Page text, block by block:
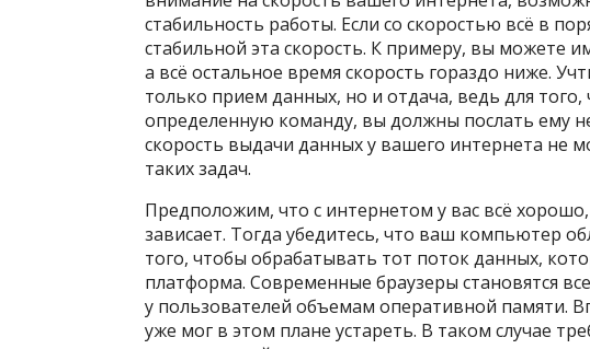
стабильность работы. Если со скоростью всё в
стабильной эта скорость. К примеру, вы можете
а всё остальное время скорость гораздо ниже.
только прием данных, но и отдача, ведь для
определенную команду, вы должны послать ему
скорость выдачи данных у вашего интернета не
таких задач.
Предположим, что с интернетом у вас всё
зависает. Тогда убедитесь, что ваш компьютер
того, чтобы обрабатывать тот поток данных,
платформа. Современные браузеры становятся
у пользователей объемам оперативной памяти.
уже мог в этом плане устареть. В таком случае